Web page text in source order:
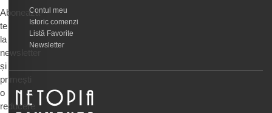
Contul meu
Istoric comenzi
Listă Favorite
Newsletter
Abonează-
te
la
newsletter
și
primești
o
reducere